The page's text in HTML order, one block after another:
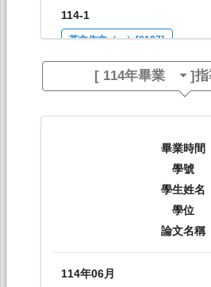
114-1
英文作文（一）[0107]
日間學士班-外文系1B
114-1
英語口語訓練（一）[0106]
[ 114年畢業 ]指
畢業時間
學號
學生姓名
學位
論文名稱
114年06月